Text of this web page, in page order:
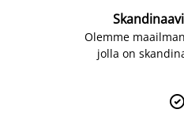
Olemme
jolla on
